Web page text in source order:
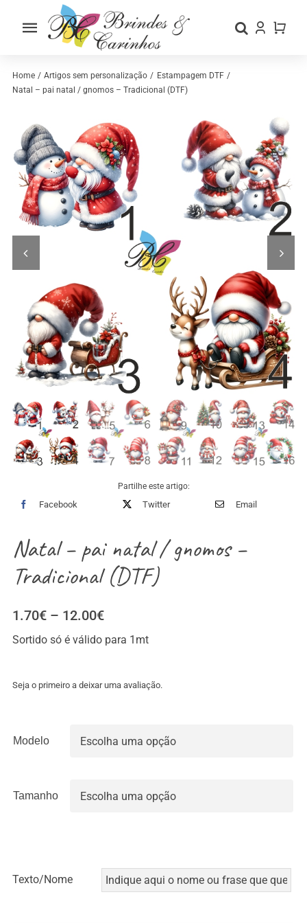
Toggle
Home
Loja
Categorias
Contactos
Home Artigos sem personalização
Estampagem DTF
Natal – pai natal / gnomos – Tradicional (DTF)
Partilhe este artigo:
Facebook Twitter Email
Natal – pai natal / gnomos –
Tradicional (DTF)
1.70€ – 12.00€Price
range:
1.70€
12.00€
Sortido só é válido para 1mt
Seja o primeiro a deixar uma avaliação.
Modelo
Tamanho
Texto/Nome